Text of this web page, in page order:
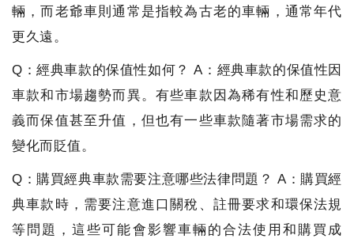
輛，而老爺車則通常是指較為古老的車輛，通常年代
更久遠。
Q：經典車款的保值性如何？ A：經典車款的保值性因
車款和市場趨勢而異。有些車款因為稀有性和歷史意
義而保值甚至升值，但也有一些車款隨著市場需求的
變化而貶值。
Q：購買經典車款需要注意哪些法律問題？ A：購買經
典車款時，需要注意進口關稅、註冊要求和環保法規
等問題，這些可能會影響車輛的合法使用和購買成